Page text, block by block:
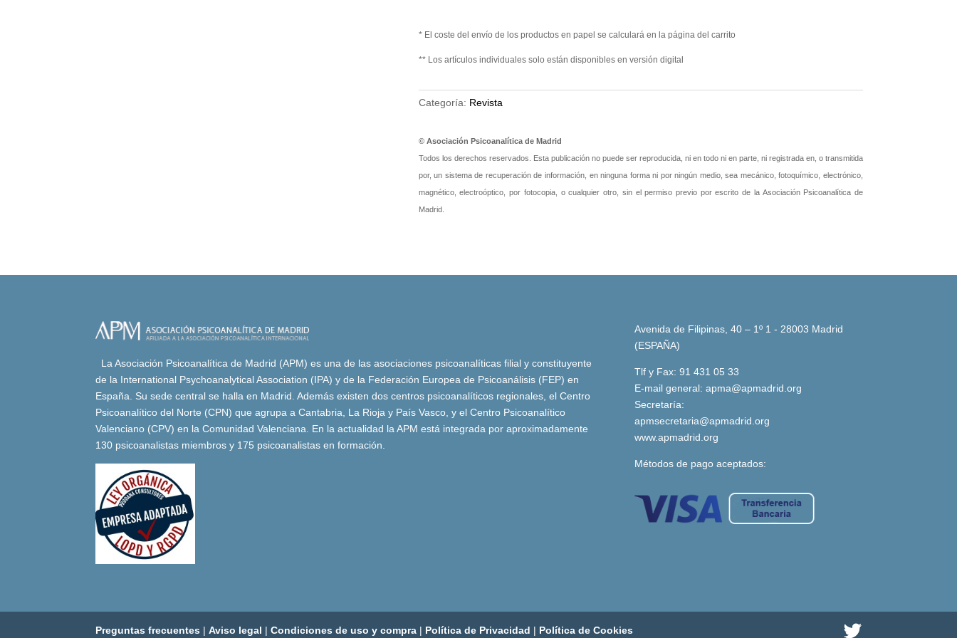
Kitsikis.
Olmos
(nº
88)
fuera
alcance"».
(nº
(nº
cantidad
* El coste del envío de los productos en papel se calculará en la página del carrito
** Los artículos individuales solo están disponibles en versión digital
Categoría: Revista
© Asociación Psicoanalítica de Madrid
Todos los derechos reservados. Esta publicación no puede ser reproducida, ni en todo ni en parte, ni registrada en, o transmitida
por, un sistema de recuperación de información, en ninguna forma ni por ningún medio, sea mecánico, fotoquímico, electrónico,
magnético, electroóptico, por fotocopia, o cualquier otro, sin el permiso previo por escrito de la Asociación Psicoanalítica de
Madrid.
La Asociación Psicoanalítica de Madrid (APM) es una de las asociaciones psicoanalíticas filial y constituyente
de la International Psychoanalytical Association (IPA) y de la Federación Europea de Psicoanálisis (FEP) en
España. Su sede central se halla en Madrid. Además existen dos centros psicoanalíticos regionales, el Centro
Psicoanalítico del Norte (CPN) que agrupa a Cantabria, La Rioja y País Vasco, y el Centro Psicoanalítico
Valenciano (CPV) en la Comunidad Valenciana. En la actualidad la APM está integrada por aproximadamente
130 psicoanalistas miembros y 175 psicoanalistas en formación.
Avenida de Filipinas, 40 – 1º 1 - 28003 Madrid
(ESPAÑA)
Tlf y Fax: 91 431 05 33
E-mail general: apma@apmadrid.org
Secretaría:
apmsecretaria@apmadrid.org
www.apmadrid.org
Métodos de pago aceptados:
Preguntas frecuentes |Aviso legal |Condiciones de uso y compra | Política de Privacidad | Política de Cookies